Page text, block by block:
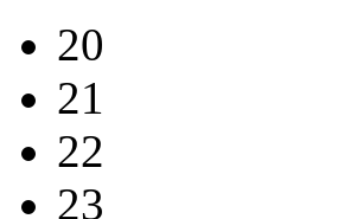
20
21
22
23